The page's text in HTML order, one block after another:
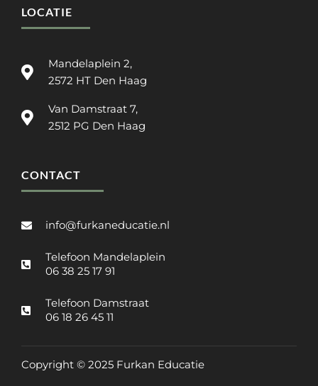
LOCATIE
Mandelaplein 2,
2572 HT Den Haag
Van Damstraat 7,
2512 PG Den Haag
CONTACT
info@furkaneducatie.nl
Telefoon Mandelaplein
06 38 25 17 91
Telefoon Damstraat
06 18 26 45 11
Copyright © 2025 Furkan Educatie